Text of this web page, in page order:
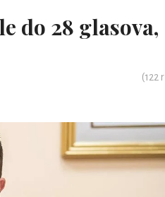
do 28 glasova,
(122